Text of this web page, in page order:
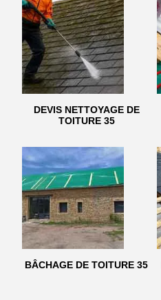
DEVIS NETTOYAGE DE
TOITURE 35
BÂCHAGE DE TOITURE 35